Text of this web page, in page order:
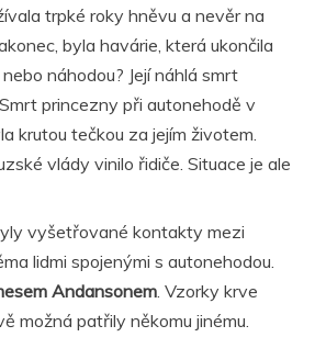
trpké roky hněvu a nevěr na
byla havárie, která ukončila
náhodou? Její náhlá smrt
princezny při autonehodě v
krutou tečkou za jejím životem.
vlády vinilo řidiče. Situace je ale
vyšetřované kontakty mezi
lidmi spojenými s autonehodou.
Andansonem . Vzorky krve
možná patřily někomu jinému.